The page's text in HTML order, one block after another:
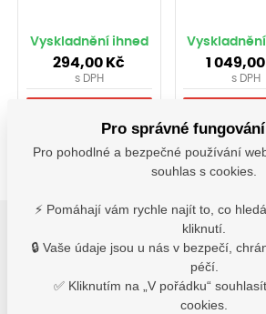
Vyskladnění ihned
294,00 Kč
s DPH
1 049,00
s DPH
Varianty
Pro správné
Pro pohodlné a bezpečné používání
souhlas s cookies.
⚡ Pomáhají vám rychle najít to, co
kliknutí.
🔒 Vaše údaje jsou u nás v bezpečí,
péčí.
✅ Kliknutím na „V pořádku“
cookies.